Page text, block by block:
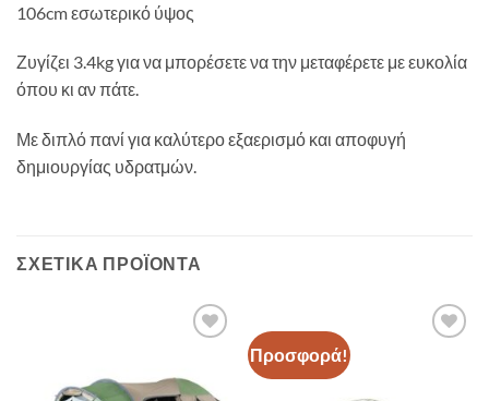
106cm εσωτερικό ύψος
Ζυγίζει 3.4kg για να μπορέσετε να την μεταφέρετε με ευκολία
όπου κι αν πάτε.
Με διπλό πανί για καλύτερο εξαερισμό και αποφυγή
δημιουργίας υδρατμών.
ΣΧΕΤΙΚΆ ΠΡΟΪΌΝΤΑ
Προσφορά!